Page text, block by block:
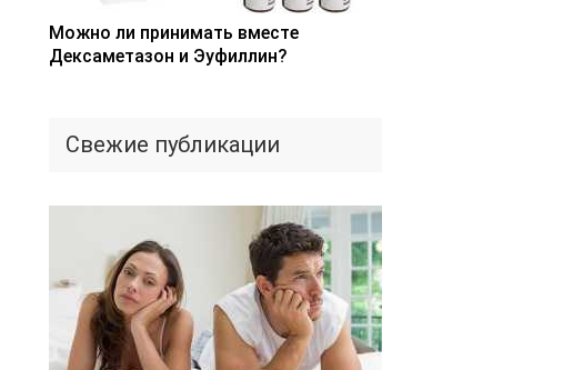
Можно ли принимать вместе
Дексаметазон и Эуфиллин?
Свежие публикации